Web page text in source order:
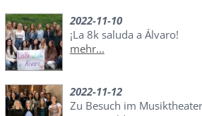
2022-11-10
¡La 8k saluda a Álvaro!
mehr...
2022-11-12
Zu Besuch im